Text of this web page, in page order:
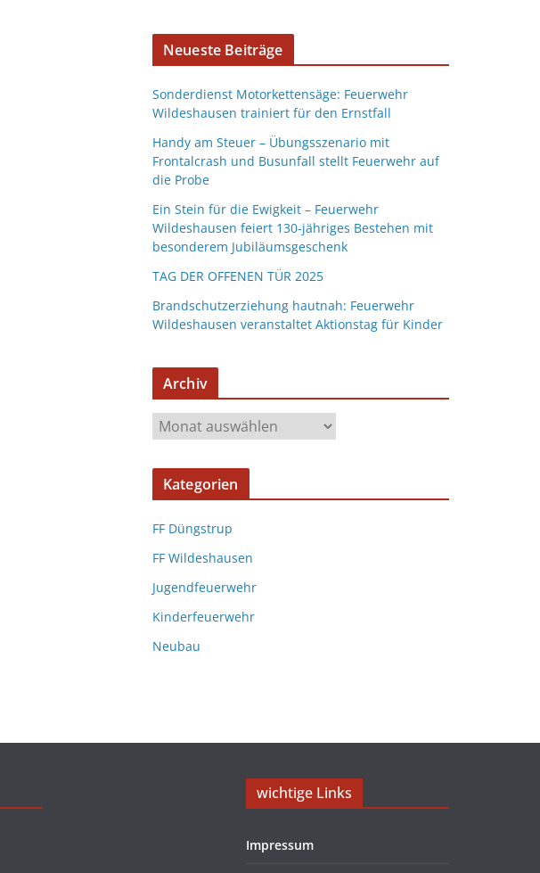
Neueste Beiträge
Sonderdienst Motorkettensäge: Feuerwehr
Wildeshausen trainiert für den Ernstfall
Handy am Steuer – Übungsszenario mit
Frontalcrash und Busunfall stellt Feuerwehr auf
die Probe
Ein Stein für die Ewigkeit – Feuerwehr
Wildeshausen feiert 130-jähriges Bestehen mit
besonderem Jubiläumsgeschenk
TAG DER OFFENEN TÜR 2025
Brandschutzerziehung hautnah: Feuerwehr
Wildeshausen veranstaltet Aktionstag für Kinder
Archiv
Kategorien
FF Düngstrup
FF Wildeshausen
Jugendfeuerwehr
Kinderfeuerwehr
Neubau
wichtige Links
Impressum